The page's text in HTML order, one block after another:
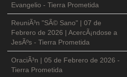
Evangelio - Tierra Prometida
ReuniÃ³n "SÃ© Sano" | 07 de
Febrero de 2026 | AcercÃ¡ndose a
JesÃºs - Tierra Prometida
OraciÃ³n | 05 de Febrero de 2026 -
Tierra Prometida